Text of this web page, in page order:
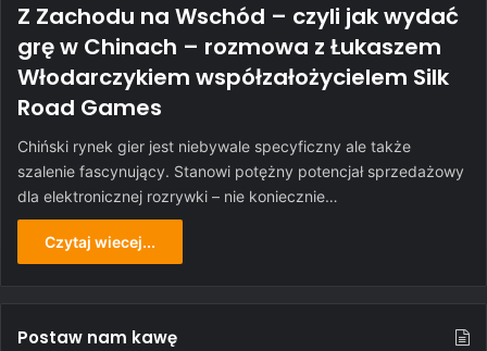
Z Zachodu na Wschód – czyli jak wydać
grę w Chinach – rozmowa z Łukaszem
Włodarczykiem współzałożycielem Silk
Road Games
Chiński rynek gier jest niebywale specyficzny ale także
szalenie fascynujący. Stanowi potężny potencjał sprzedażowy
dla elektronicznej rozrywki – nie koniecznie…
Czytaj wiecej...
Postaw nam kawę